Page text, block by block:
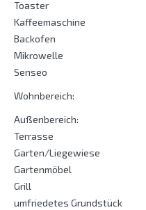
Toaster
Kaffeemaschine
Backofen
Mikrowelle
Senseo
Wohnbereich:
Außenbereich:
Terrasse
Garten/Liegewiese
Gartenmöbel
Grill
umfriedetes Grundstück